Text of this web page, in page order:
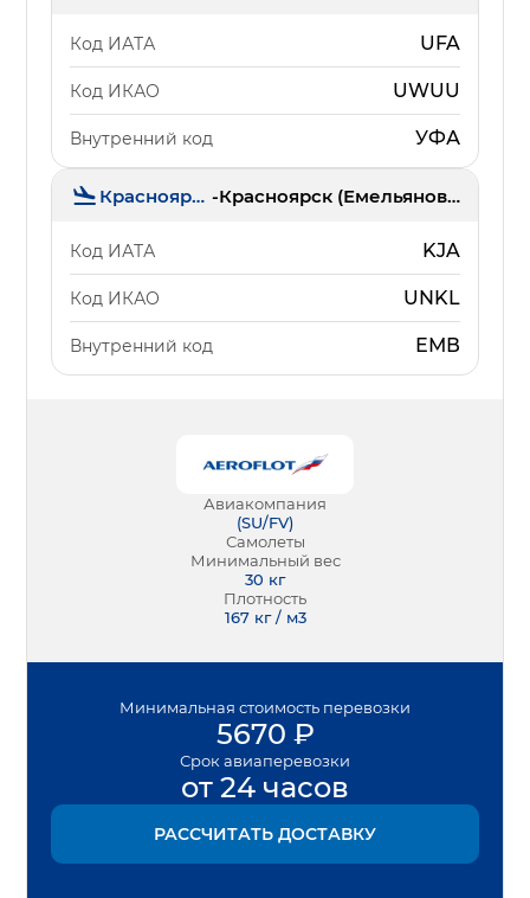
Код ИАТА UFA
Код ИКАО UWUU
Внутренний код УФА
Красноярск - Красноярск (Емельяново)
Код ИАТА KJA
Код ИКАО UNKL
Внутренний код ЕМВ
Авиакомпания
(SU/FV)
Самолеты
Минимальный вес
30 кг
Плотность
167 кг / м3
Минимальная стоимость перевозки
5670 ₽
Срок авиаперевозки
от 24 часов
РАССЧИТАТЬ ДОСТАВКУ